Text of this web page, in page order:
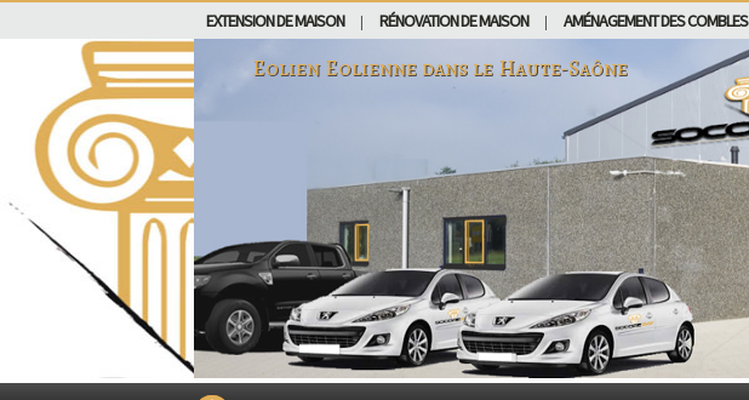
EXTENSION DE MAISON RÉNOVATION DE MAISON AMÉNAGEMENT DES COMBLES
Eolien Eolienne dans le Haute-Saône